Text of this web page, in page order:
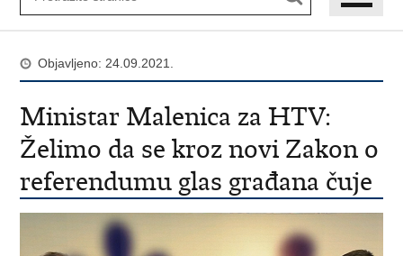
Objavljeno: 24.09.2021.
Ministar Malenica za HTV:
Želimo da se kroz novi Zakon o
referendumu glas građana čuje